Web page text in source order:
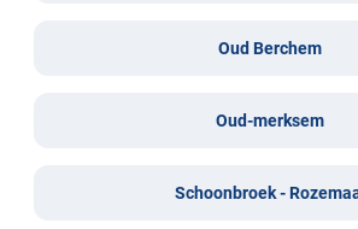
Oud Berchem
Oud-merksem
Schoonbroek -